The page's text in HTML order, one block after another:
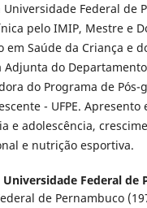
Federal de
pelo IMIP, Mestre e
em Saúde da Criança e
Adjunta do
do Programa de Pós-
- UFPE. Apresento
e adolescência,
e nutrição esportiva.
Universidade Federal de
de Pernambuco